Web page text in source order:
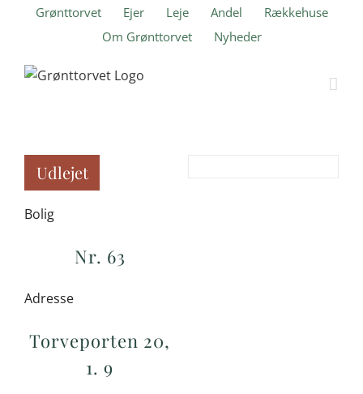
Grønttorvet Ejer Leje Andel
Rækkehuse
Om Grønttorvet
Nyheder
Udlejet
Bolig
Nr. 63
Adresse
Torveporten 20,
1. 9